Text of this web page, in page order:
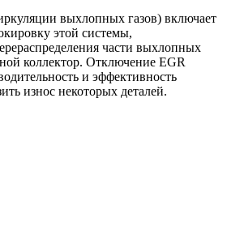
выхлопных газов) включает
этой системы,
части выхлопных
коллектор. Отключение EGR
и эффективность
износ некоторых деталей.